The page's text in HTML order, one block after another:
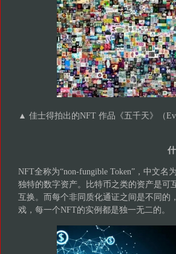
▲ 佳士得拍出的NFT 作品《五千天》（
NFT全称为“non-fungible Token”，中文
独特的数字资产。比特币之类的资产是可
互换。而每个非同质化通证之间是不同的
戏，每一个NFT的实例都是独一无二的。